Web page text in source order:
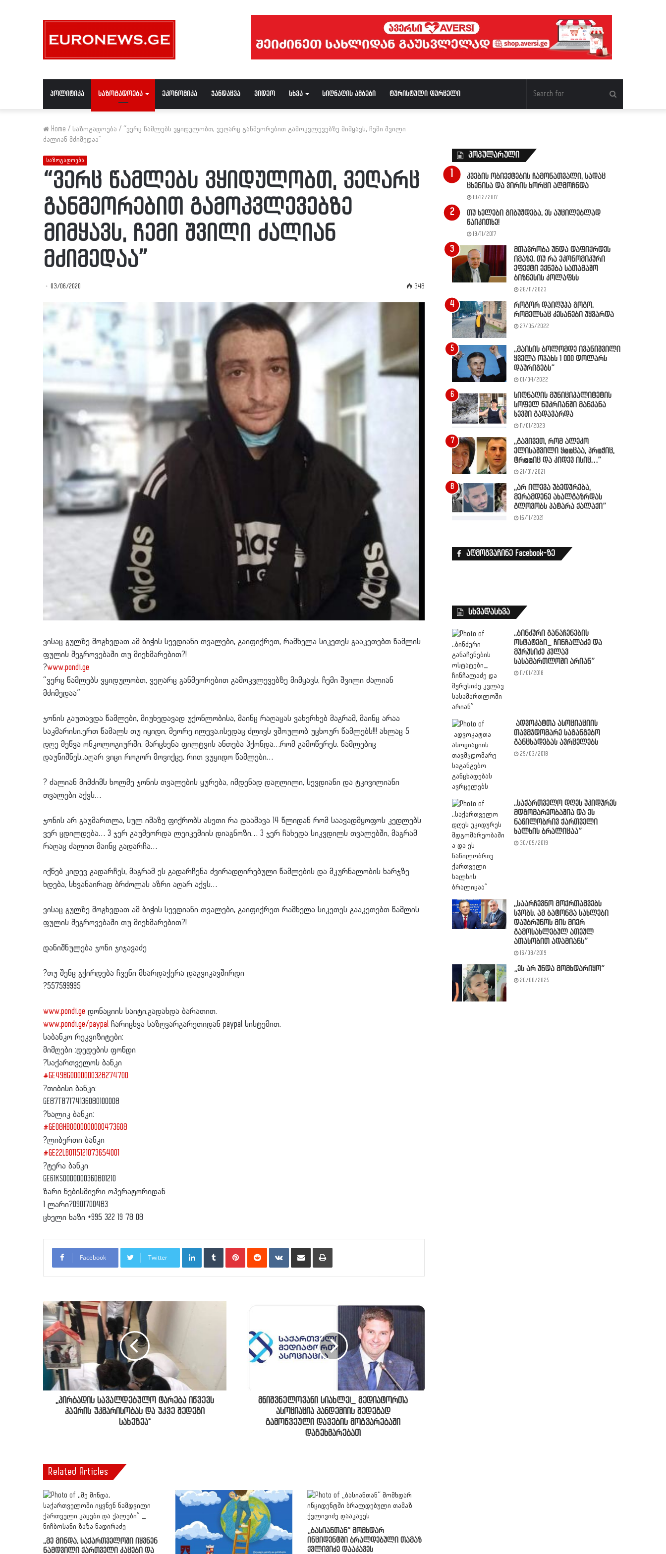
პოლიტიკა საზოგადოება ეკონომიკა ჯანდაცვა ვიდეო სხვა სიღნაღის ამბები ტურისტული ფურცელი
Home / საზოგადოება / “ვერც წამლებს ვყიდულობთ, ვეღარც განმეორებით გამოკვლევებზე მიმყავს, ჩემი შვილი
ძალიან მძიმედაა”
საზოგადოება
“ვერც წამლებს ვყიდულობთ, ვეღარც
განმეორებით გამოკვლევებზე
მიმყავს, ჩემი შვილი ძალიან
მძიმედაა”
03/06/2020 348
ვისაც გულზე მოგხვდათ ამ ბიჭის სევდიანი თვალები, გაიფიქრეთ, რამხელა სიკეთეს გააკეთებთ წამლის
ფულის შეგროვებაში თუ მიეხმარებით?!
?www.pondi.ge
“ვერც წამლებს ვყიდულობთ, ვეღარც განმეორებით გამოკვლევებზე მიმყავს, ჩემი შვილი ძალიან
მძიმედაა”
ჯონის გაუთავდა წამლები, მიუხედავად უქონლობისა, მაინც რაღაცას ვახერხებ მაგრამ, მაინც არაა
საკმარისი.ერთ წამალს თუ იყიდი, მეორე ილევა.ისედაც ძლივს ვშოულობ უცხოურ წამლებს!!! ახლაც 5
დღე მეწვა ონკოლოგიურში, მარცხენა ფილტვის ანთება ჰქონდა…რომ გამოწერეს, წამლებიც
დაუნიშნეს..აღარ ვიცი როგორ მოვიქცე, რით ვუყიდო წამლები…
? ძალიან მიმძიმს ხოლმე ჯონის თვალების ყურება, იმდენად დაღლილი, სევდიანი და ტკივილიანი
თვალები აქვს…
ჯონის არ გაუმართლა, სულ იმაზე ფიქრობს ასეთი რა დააშავა 14 წლიდან რომ საავადმყოფოს კედლებს
ვერ ცდილდება… 3 ჯერ გაუმეორდა ლეიკემიის დიაგნოზი… 3 ჯერ ჩახედა სიკვდილს თვალებში, მაგრამ
რაღაც ძალით მაინც გადარჩა…
იქნებ კიდევ გადარჩეს, მაგრამ ეს გადარჩენა ძვირადღირებული წამლების და მკურნალობის ხარჯზე
ხდება, სხვანაირად ბრძოლას აზრი აღარ აქვს…
ვისაც გულზე მოგხვდათ ამ ბიჭის სევდიანი თვალები, გაიფიქრეთ რამხელა სიკეთეს გააკეთებთ წამლის
ფულის შეგროვებაში თუ მიეხმარებით?!
დანიშნულება ჯონი ჯიჯავაძე
?თუ შენც გჭირდება ჩვენი მხარდაჭერა დაგვიკავშირდი
?557599995
www.pondi.ge დონაციის საიტი,გადახდა ბარათით.
www.pondi.ge/paypal ჩარიცხვა საზღვარგარეთიდან paypal სისტემით.
საბანკო რეკვიზიტები:
მიმღები :დედების ფონდი
?საქართველოს ბანკი
#GE49BG0000000328274700
?თიბისი ბანკი:
GE87TB7174136080100008
?ხალიკ ბანკი:
#GE08HB0000000000473608
?ლიბერთი ბანკი
#GE22LB0115121073654001
?ტერა ბანკი
GE61KS0000000360801210
ზარი ნებისმიერი ოპერატორიდან
1 ლარი?0901700483
ცხელი ხაზი +995 322 19 78 08
Facebook Twitter
LinkedInTumblr PinterestReddit VKontakteShare via Email Print
,,პირბადის სავალდებულო ტარება იწვევს
ჰაერის უკმარისობას და უკვე შედეგი
სახეზეა"
მნიშვნელოვანი სიახლე!_ მედიატორთა
ასოციაცია პანდემიის შედეგად
გამოწვეული დავების მოგვარებაში
დაგეხმარებათ
Related Articles
,,მე მინდა, საქართველოში იყვნენ
ნამდვილი ქართველი კაცები და
„ბასიანთან“ მომხდარ
ინციდენტში ბრალდებული თამაზ
ქვლივიძე დააკავეს
პოპულარული
კვების ობიექტების ჩამონათვალი, სადაც
ცხენისა და ვირის ხორცი აღმოჩნდა
19/12/2017
თუ ხელები გიბუჟდება, ეს აუცილებლად
წაიკითხე!
19/11/2017
მთავრობა უნდა დაფიქრდეს
იმაზე, თუ რა ეკონომიკური
ეფექტი ექნება სათამაშო
ბიზნესის კოლაფსს
28/11/2023
როგორ დაიღუპა გოგო,
რომელსაც კესანები უყვარდა
27/05/2022
,,მაისის ბოლომდე ივანიშვილი
ყველა ოჯახს 1 000 დოლარს
დაურიგებს”
01/04/2022
სიღნაღის მუნიციპალიტეტის
სოფელ ნუკრიანში მანქანა
ხევში გადავარდა
11/01/2023
,,გავივეთ, რომ ალეკო
ელისაშვილი ყ@@ცაა, პრ@ჭიც,
ტრ@@იც და კიდევ ისიც…”
21/01/2021
,,არ ილევა უბედურება,
მერამდენე ახალგაზრდას
გლოვობს პატარა ქალაქი”
15/11/2021
აღმოგვაჩინე Facebook-ზე
სხვადასხვა
,,ბინძური განაჩენების
ოსტატები_ ჩინჩალაძე და
მურუსიძე კვლავ
სასამართლოში არიან”
11/01/2018
ადვოკატთა ასოციაციის
თავმჯდომარე საგანგებო
განცხადებას ავრცელებს
29/03/2018
,,საქართველო დღეს უკიდურეს
მდგომარეობაშია და ეს
ნაწილობრივ ქართველი
ხალხის ბრალიცაა”
30/05/2019
,,საარჩევნო მოქრთამვებს
სჯობს, ამ ბატონმა სახლები
დაუბრუნოს მის მიერ
გამოსახლებულ ათეულ
ათასობით ადამიანს”
16/08/2019
„ეს არ უნდა მომ­ხდა­რი­ყო”
20/06/2025